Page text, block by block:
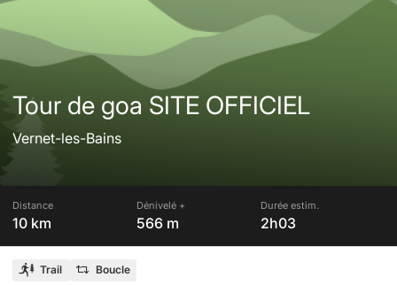
Tour de goa SITE OFFICIEL
Vernet-les-Bains
Distance
10 km
Dénivelé +
566 m
Durée estim.
2h03
Trail Boucle